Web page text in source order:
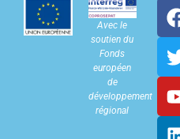
Avec le
soutien du
Fonds
européen
de
développement
régional